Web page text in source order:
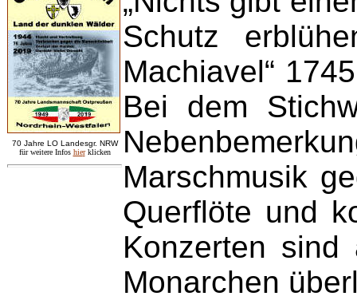
70 Jahre LO Landesgr. NRW
für weitere Infos hier klicken
Schutz
Machiavel“
Bei dem
Marschmusik
Querflöte und
Konzerten
Monarchen